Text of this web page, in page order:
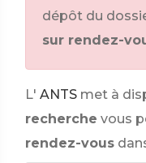
dépôt du
sur rendez-
L' ANTS met à
recherche vous
rendez-vous